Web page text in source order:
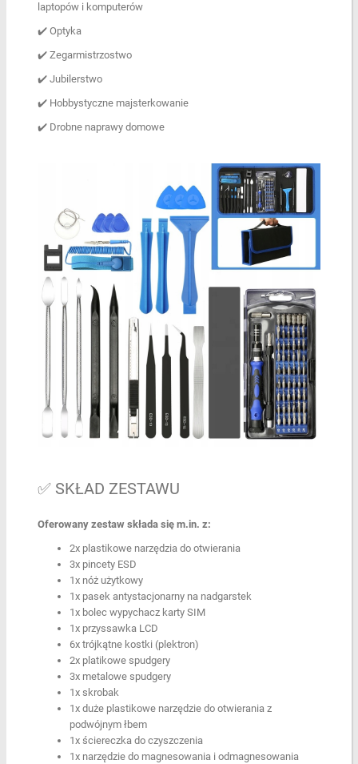
laptopów i komputerów
✔️ Optyka
✔️ Zegarmistrzostwo
✔️ Jubilerstwo
✔️ Hobbystyczne majsterkowanie
✔️ Drobne naprawy domowe
✅ SKŁAD ZESTAWU
Oferowany zestaw składa się m.in. z:
2x plastikowe narzędzia do otwierania
3x pincety ESD
1x nóż użytkowy
1x pasek antystacjonarny na nadgarstek
1x bolec wypychacz karty SIM
1x przyssawka LCD
6x trójkątne kostki (plektron)
2x platikowe spudgery
3x metalowe spudgery
1x skrobak
1x duże plastikowe narzędzie do otwierania z
podwójnym łbem
1x ściereczka do czyszczenia
1x narzędzie do magnesowania i odmagnesowania